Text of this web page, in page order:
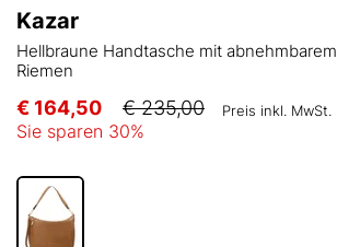
Kazar
Hellbraune Handtasche mit abnehmbarem
Riemen
€ 164,50 € 235,00 Preis inkl. MwSt.
Sie sparen 30%